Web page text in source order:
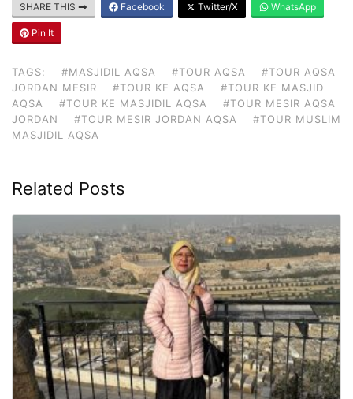
SHARE THIS Facebook Twitter/X WhatsApp
Pin It
TAGS: #MASJIDIL AQSA #TOUR AQSA
#TOUR AQSA
JORDAN MESIR
#TOUR KE AQSA
#TOUR KE MASJID
AQSA
#TOUR KE MASJIDIL AQSA
#TOUR MESIR AQSA
JORDAN
#TOUR MESIR JORDAN AQSA
#TOUR MUSLIM
MASJIDIL AQSA
Related Posts